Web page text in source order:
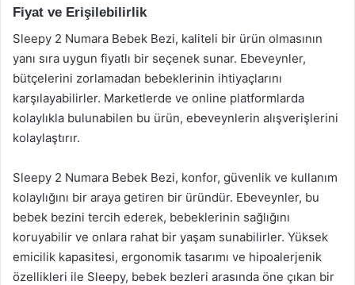
Fiyat ve Erişilebilirlik
Sleepy 2 Numara Bebek Bezi, kaliteli bir ürün olmasının
yanı sıra uygun fiyatlı bir seçenek sunar. Ebeveynler,
bütçelerini zorlamadan bebeklerinin ihtiyaçlarını
karşılayabilirler. Marketlerde ve online platformlarda
kolaylıkla bulunabilen bu ürün, ebeveynlerin alışverişlerini
kolaylaştırır.
Sleepy 2 Numara Bebek Bezi, konfor, güvenlik ve kullanım
kolaylığını bir araya getiren bir üründür. Ebeveynler, bu
bebek bezini tercih ederek, bebeklerinin sağlığını
koruyabilir ve onlara rahat bir yaşam sunabilirler. Yüksek
emicilik kapasitesi, ergonomik tasarımı ve hipoalerjenik
özellikleri ile Sleepy, bebek bezleri arasında öne çıkan bir